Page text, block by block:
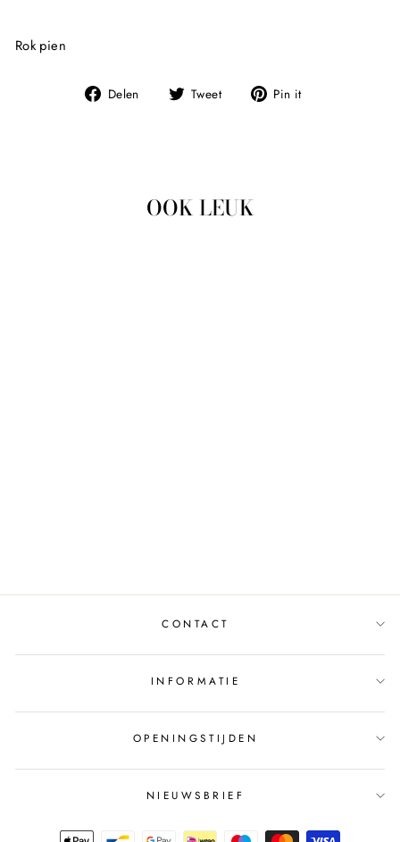
Rok pien
Delen
Deel
Tweet
Tweet Pin it
OOK LEUK
CONTACT
INFORMATIE
OPENINGSTIJDEN
NIEUWSBRIEF